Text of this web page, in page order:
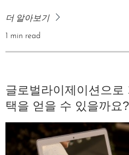
더 알아보기
1 min read
글로벌라이제이션으로
택을 얻을 수 있을까요?